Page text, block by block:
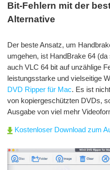
Bit-Fehlern mit der
Alternative
Der beste Ansatz, um
umgehen, ist HandBrake 64
auch VLC 64 bit auf unzählige
leistungsstarke und vielseitige
DVD Ripper für Mac. Es ist
von kopiergeschützten DVDs,
Ausgabe von viel mehr
Kostenloser Download zum